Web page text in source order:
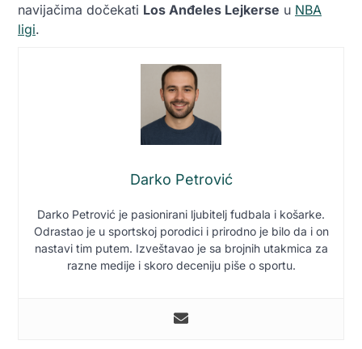
navijačima dočekati Los Anđeles Lejkerse u NBA
ligi.
Darko Petrović
Darko Petrović je pasionirani ljubitelj fudbala i košarke.
Odrastao je u sportskoj porodici i prirodno je bilo da i on
nastavi tim putem. Izveštavao je sa brojnih utakmica za
razne medije i skoro deceniju piše o sportu.